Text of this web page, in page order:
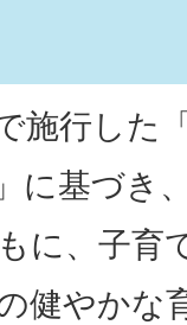
施行した
に基づき
に、子育
健やかな